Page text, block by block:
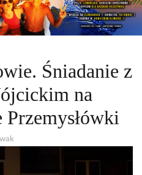
Śniadanie z
na